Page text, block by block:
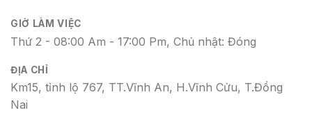
GIỜ LÀM VIỆC
Thứ 2 - 08:00 Am - 17:00 Pm, Chủ nhật: Đóng
ĐỊA CHỈ
Km15, tỉnh lộ 767, TT.Vĩnh An, H.Vĩnh Cửu, T.Đồng
Nai